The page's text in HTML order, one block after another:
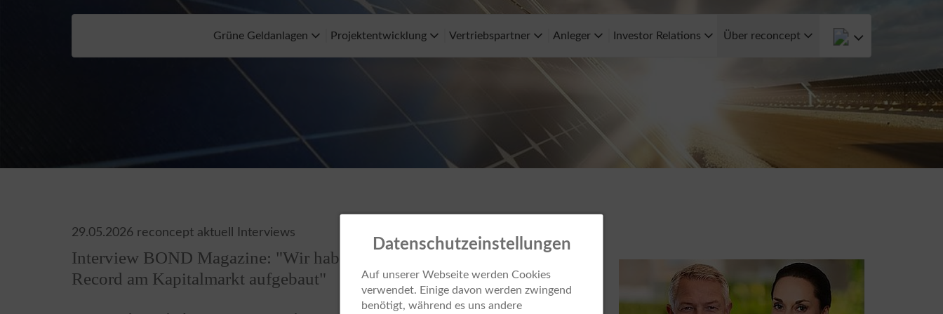
Grüne Geldanlagen Projektentwicklung Vertriebspartner Anleger Investor Relations Über reconcept
29.05.2026 reconcept aktuell Interviews
Interview BOND Magazine: "Wir haben uns seit 2020 einen starken Track
Record am Kapitalmarkt aufgebaut"
Datenschutzeinstellungen
Auf unserer Webseite werden Cookies
verwendet. Einige davon werden zwingend
benötigt, während es uns andere